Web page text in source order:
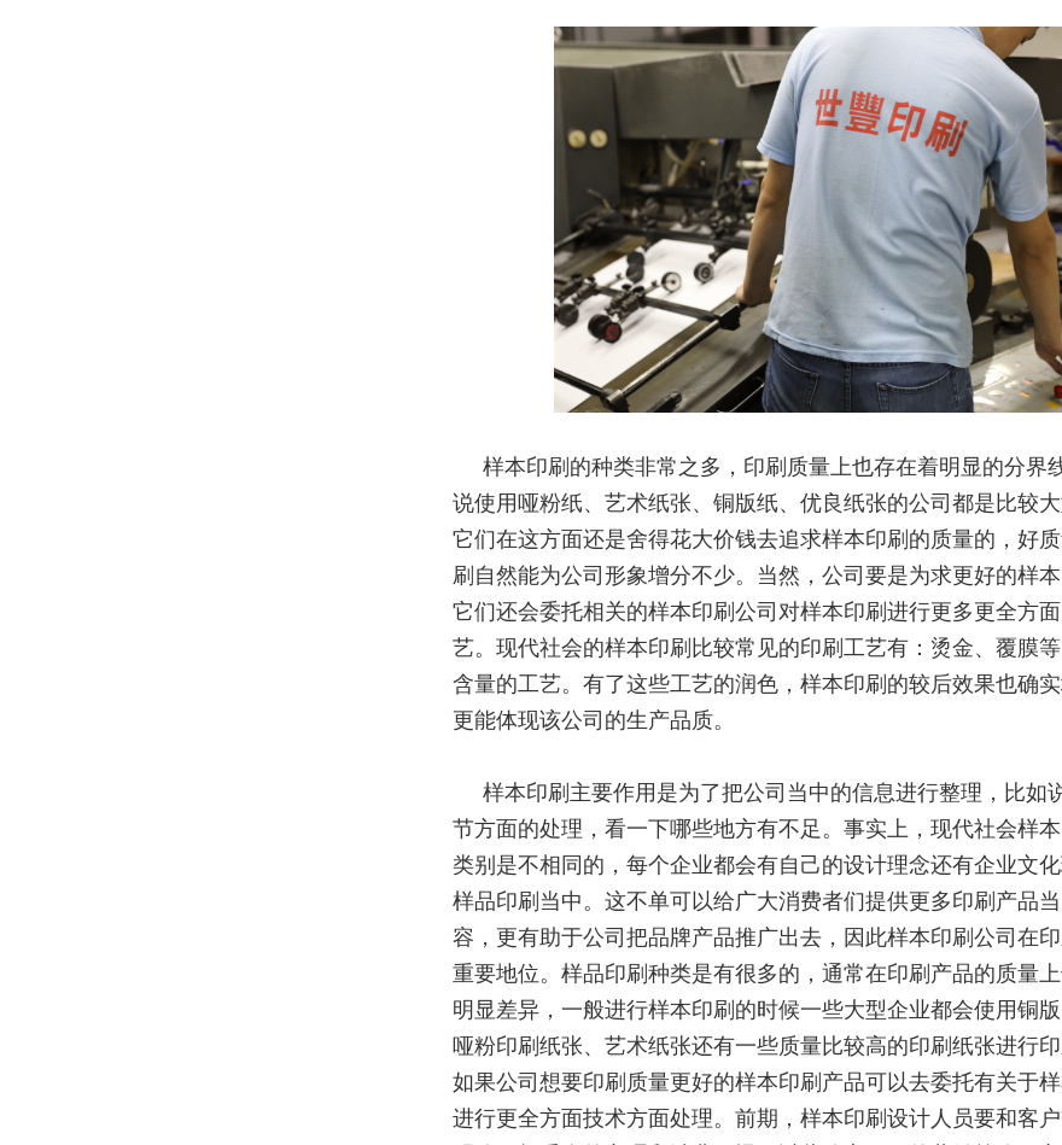
样本印刷的种类非常之多，印刷质量上也存在着明显的分界
说使用哑粉纸、艺术纸张、铜版纸、优良纸张的公司都是比较大
它们在这方面还是舍得花大价钱去追求样本印刷的质量的，好
刷自然能为公司形象增分不少。当然，公司要是为求更好的样本
它们还会委托相关的样本印刷公司对样本印刷进行更多更全方
艺。现代社会的样本印刷比较常见的印刷工艺有：烫金、覆膜
含量的工艺。有了这些工艺的润色，样本印刷的较后效果也确实
更能体现该公司的生产品质。
样本印刷主要作用是为了把公司当中的信息进行整理，比如
节方面的处理，看一下哪些地方有不足。事实上，现代社会样
类别是不相同的，每个企业都会有自己的设计理念还有企业文化
样品印刷当中。这不单可以给广大消费者们提供更多印刷产品
容，更有助于公司把品牌产品推广出去，因此样本印刷公司在
重要地位。样品印刷种类是有很多的，通常在印刷产品的质量
明显差异，一般进行样本印刷的时候一些大型企业都会使用铜版
哑粉印刷纸张、艺术纸张还有一些质量比较高的印刷纸张进行印
如果公司想要印刷质量更好的样本印刷产品可以去委托有关于
进行更全方面技术方面处理。前期，样本印刷设计人员要和客户